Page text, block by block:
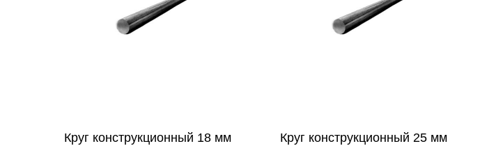
Круг конструкционный 18 мм
Круг конструкционный 25 мм